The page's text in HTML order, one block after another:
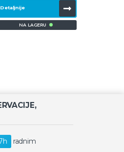
Detaljnije
NA LAGERU
radnim